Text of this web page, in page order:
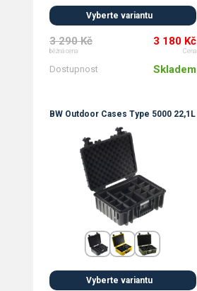
Vyberte variantu
3 290 Kč
běžná cena
3 180 Kč
Cena
Dostupnost Skladem
BW Outdoor Cases Type 5000 22,1L
Vyberte variantu